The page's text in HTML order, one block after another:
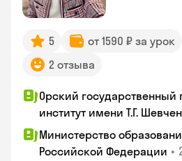
5 от 1590 ₽ за урок
2 отзыва
Орский государственный
институт имени Т.Г.
Министерство
Российской Федерации •